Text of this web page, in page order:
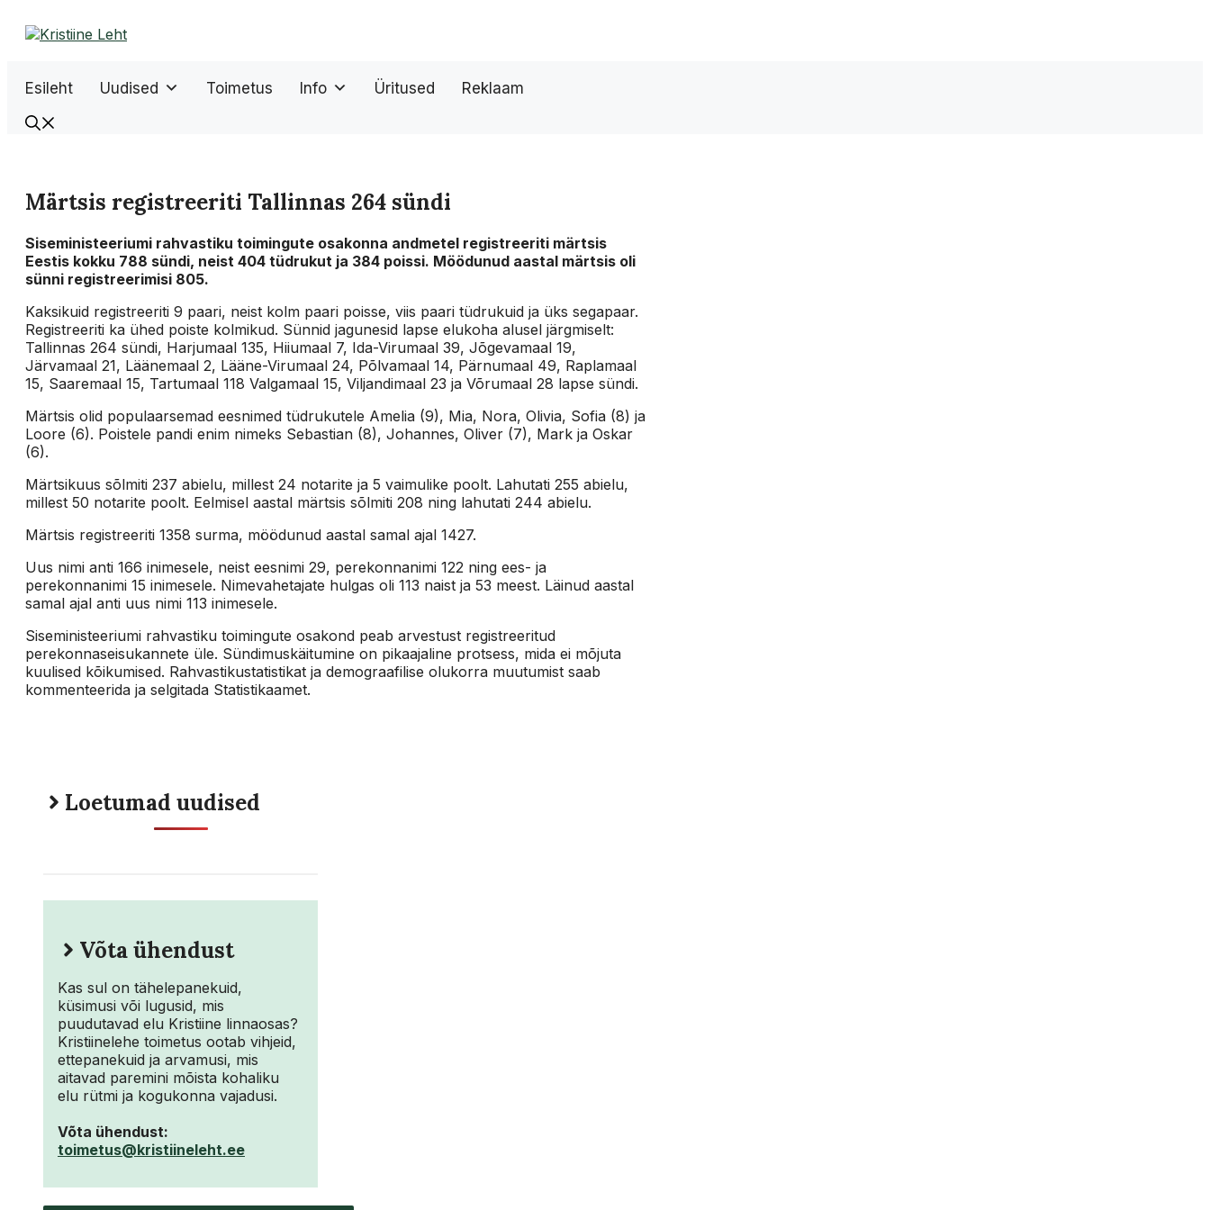
sisu
Esileht Uudised Toimetus Info Üritused Reklaam
Märtsis registreeriti Tallinnas 264 sündi
Siseministeeriumi rahvastiku toimingute osakonna andmetel registreeriti märtsis
Eestis kokku 788 sündi, neist 404 tüdrukut ja 384 poissi. Möödunud aastal märtsis oli
sünni registreerimisi 805.
Kaksikuid registreeriti 9 paari, neist kolm paari poisse, viis paari tüdrukuid ja üks segapaar.
Registreeriti ka ühed poiste kolmikud. Sünnid jagunesid lapse elukoha alusel järgmiselt:
Tallinnas 264 sündi, Harjumaal 135, Hiiumaal 7, Ida-Virumaal 39, Jõgevamaal 19,
Järvamaal 21, Läänemaal 2, Lääne-Virumaal 24, Põlvamaal 14, Pärnumaal 49, Raplamaal
15, Saaremaal 15, Tartumaal 118 Valgamaal 15, Viljandimaal 23 ja Võrumaal 28 lapse sündi.
Märtsis olid populaarsemad eesnimed tüdrukutele Amelia (9), Mia, Nora, Olivia, Sofia (8) ja
Loore (6). Poistele pandi enim nimeks Sebastian (8), Johannes, Oliver (7), Mark ja Oskar
(6).
Märtsikuus sõlmiti 237 abielu, millest 24 notarite ja 5 vaimulike poolt. Lahutati 255 abielu,
millest 50 notarite poolt. Eelmisel aastal märtsis sõlmiti 208 ning lahutati 244 abielu.
Märtsis registreeriti 1358 surma, möödunud aastal samal ajal 1427.
Uus nimi anti 166 inimesele, neist eesnimi 29, perekonnanimi 122 ning ees- ja
perekonnanimi 15 inimesele. Nimevahetajate hulgas oli 113 naist ja 53 meest. Läinud aastal
samal ajal anti uus nimi 113 inimesele.
Siseministeeriumi rahvastiku toimingute osakond peab arvestust registreeritud
perekonnaseisukannete üle. Sündimuskäitumine on pikaajaline protsess, mida ei mõjuta
kuulised kõikumised. Rahvastikustatistikat ja demograafilise olukorra muutumist saab
kommenteerida ja selgitada Statistikaamet.
Loetumad uudised
Võta ühendust
Kas sul on tähelepanekuid,
küsimusi või lugusid, mis
puudutavad elu Kristiine linnaosas?
Kristiinelehe toimetus ootab vihjeid,
ettepanekuid ja arvamusi, mis
aitavad paremini mõista kohaliku
elu rütmi ja kogukonna vajadusi.
Võta ühendust:
toimetus@kristiineleht.ee